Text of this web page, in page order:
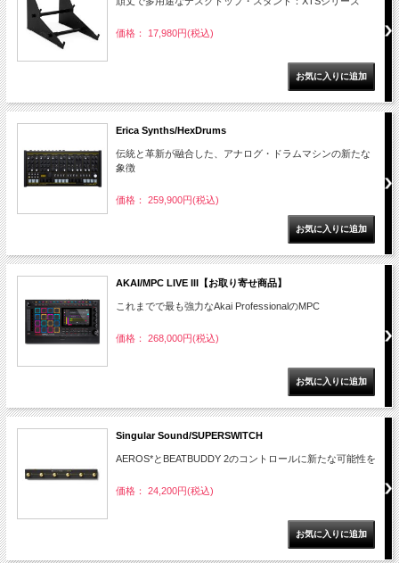
価格： 17,980円(税込)
Erica Synths/HexDrums
伝統と革新が融合した、アナログ・ドラムマシンの新たな
象徴
価格： 259,900円(税込)
AKAI/MPC LIVE III【お取り寄せ商品】
これまでで最も強力なAkai ProfessionalのMPC
価格： 268,000円(税込)
Singular Sound/SUPERSWITCH
AEROS*とBEATBUDDY 2のコントロールに新たな可能性を
価格： 24,200円(税込)